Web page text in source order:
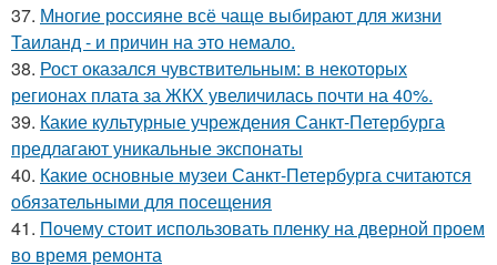
37. Многие россияне всё чаще выбирают для жизни
Таиланд - и причин на это немало.
38. Рост оказался чувствительным: в некоторых
регионах плата за ЖКХ увеличилась почти на 40%.
39. Какие культурные учреждения Санкт-Петербурга
предлагают уникальные экспонаты
40. Какие основные музеи Санкт-Петербурга считаются
обязательными для посещения
41. Почему стоит использовать пленку на дверной проем
во время ремонта